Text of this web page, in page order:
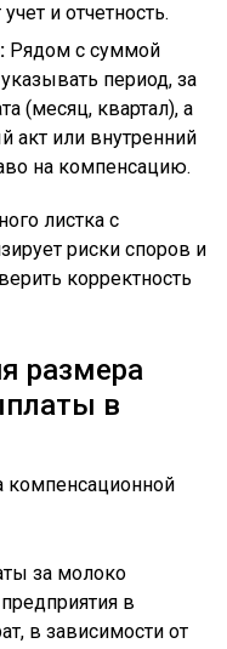
и отчетность.
Рядом с суммой
период, за
(месяц, квартал), а
акт или внутренний
на компенсацию.
листка с
риски споров и
корректность
размера
в
за молоко
в
в зависимости от